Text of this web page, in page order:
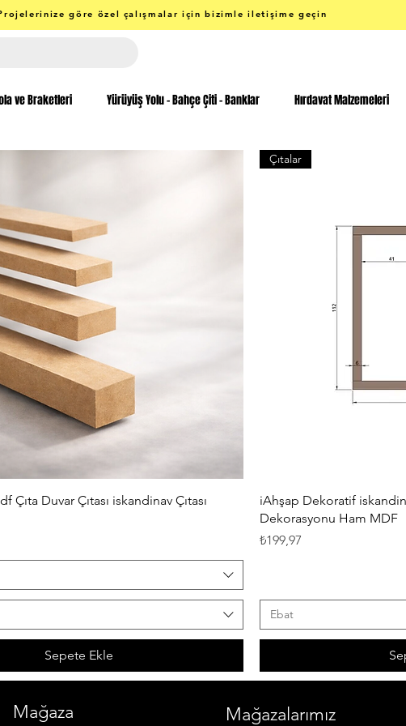
göre özel çalışmalar için bizimle iletişime geçin
ve Braketleri Yürüyüş Yolu - Bahçe Çiti - Banklar Hırdavat Malzemeleri
Hızlı Bakış
Çıta Duvar Çıtası iskandinav Çıtası
Sepete Ekle
Çıtalar
iAhşap Dekoratif
Dekorasyonu Ham MDF
Fiyat
₺199,97
Ebat
Mağaza Mağazalarımız